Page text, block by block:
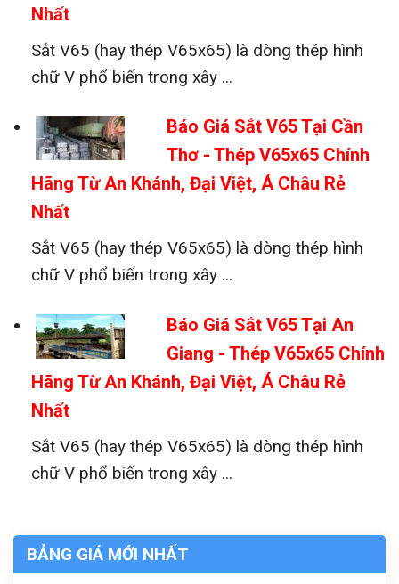
Nhất
Sắt V65 (hay thép V65x65) là dòng thép hình
chữ V phổ biến trong xây ...
Báo Giá Sắt V65 Tại Cần
Thơ - Thép V65x65 Chính
Hãng Từ An Khánh, Đại Việt, Á Châu Rẻ
Nhất
Sắt V65 (hay thép V65x65) là dòng thép hình
chữ V phổ biến trong xây ...
Báo Giá Sắt V65 Tại An
Giang - Thép V65x65 Chính
Hãng Từ An Khánh, Đại Việt, Á Châu Rẻ
Nhất
Sắt V65 (hay thép V65x65) là dòng thép hình
chữ V phổ biến trong xây ...
BẢNG GIÁ MỚI NHẤT